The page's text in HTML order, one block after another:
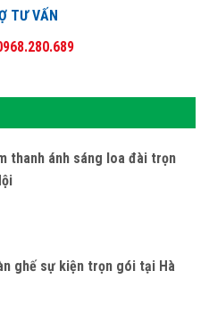
TƯ VẤN
thanh ánh sáng loa đài trọn
ghế sự kiện trọn gói tại Hà